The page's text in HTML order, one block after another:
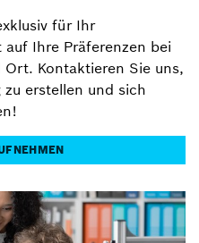
für Ihr
Ihre Präferenzen bei
Kontaktieren Sie uns,
erstellen und sich